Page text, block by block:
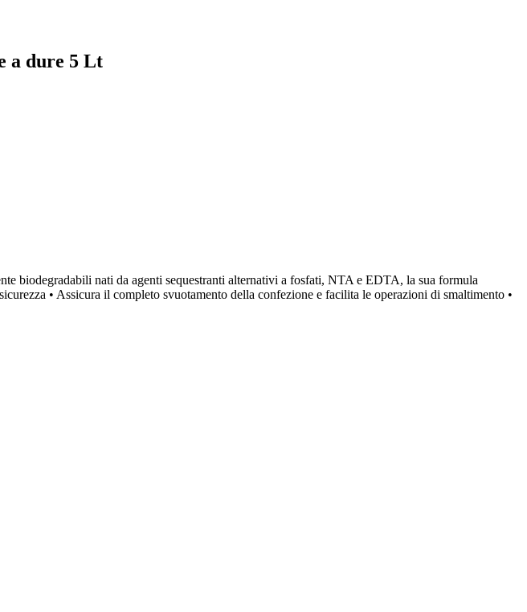
a dure 5 Lt
biodegradabili nati da agenti sequestranti alternativi a fosfati, NTA e EDTA, la sua formula
• Assicura il completo svuotamento della confezione e facilita le operazioni di smaltimento •